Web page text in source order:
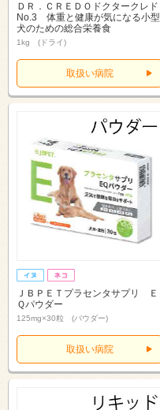
ＤＲ．ＣＲＥＤＯドクタークレド
No.3 体重と健康が気になる小型
犬のための総合栄養食
1kg (ドライ)
取扱い病院
ＪＢＰＥＴプラセンタサプリ Ｅ
Ｑパウダー
125mg×30粒 (パウダー)
取扱い病院